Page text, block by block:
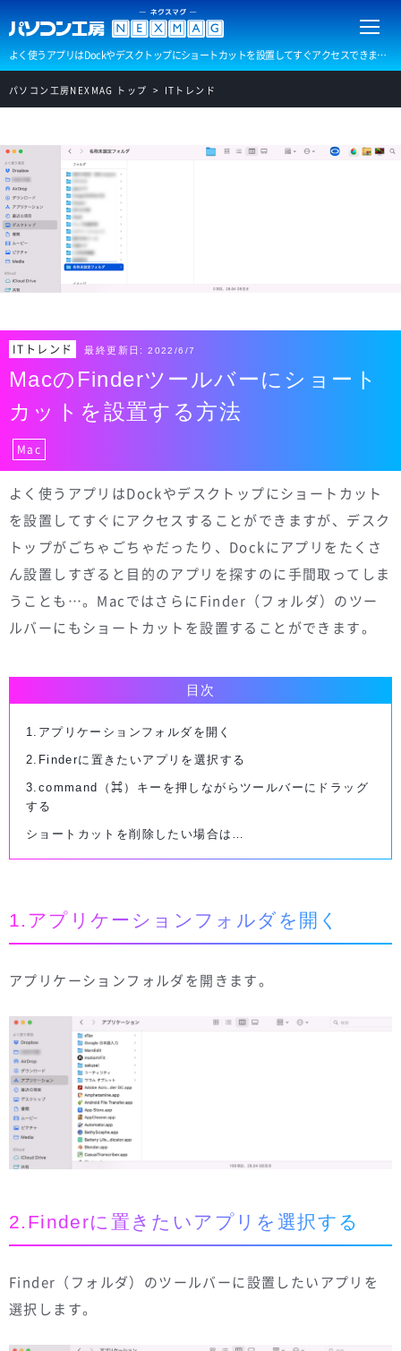
よく使うアプリはDockやデスクトップにショートカットを設置してすぐアクセスできますが、アプリを設置しすぎると目的のアプリを探すのに手間取ってしまうことも…。MacではさらにFinder（フォルダ）のツールバーにもショートカットを設置することができます。
パソコン工房NEXMAG トップ ITトレンド
ITトレンド 最終更新日:2022/6/7
MacのFinderツールバーにショート
カットを設置する方法
Mac
よく使うアプリはDockやデスクトップにショートカット
を設置してすぐにアクセスすることができますが、デスク
トップがごちゃごちゃだったり、Dockにアプリをたくさ
ん設置しすぎると目的のアプリを探すのに手間取ってしま
うことも…。MacではさらにFinder（フォルダ）のツー
ルバーにもショートカットを設置することができます。
目次
1.アプリケーションフォルダを開く
2.Finderに置きたいアプリを選択する
3.command（⌘）キーを押しながらツールバーにドラッグ
する
ショートカットを削除したい場合は…
1.アプリケーションフォルダを開く
アプリケーションフォルダを開きます。
2.Finderに置きたいアプリを選択する
Finder（フォルダ）のツールバーに設置したいアプリを
選択します。